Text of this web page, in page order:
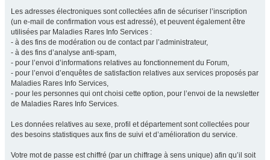
Les adresses électroniques sont collectées afin de sécuriser l’inscription
(un e-mail de confirmation vous est adressé), et peuvent également être
utilisées par Maladies Rares Info Services :
- à des fins de modération ou de contact par l’administrateur,
- à des fins d’analyse anti-spam,
- pour l’envoi d’informations relatives au fonctionnement du Forum,
- pour l’envoi d’enquêtes de satisfaction relatives aux services proposés par
Maladies Rares Info Services,
- pour les personnes qui ont choisi cette option, pour l’envoi de la newsletter
de Maladies Rares Info Services.
Les données relatives au sexe, profil et département sont collectées pour
des besoins statistiques aux fins de suivi et d’amélioration du service.
Votre mot de passe est chiffré (par un chiffrage à sens unique) afin qu’il soit